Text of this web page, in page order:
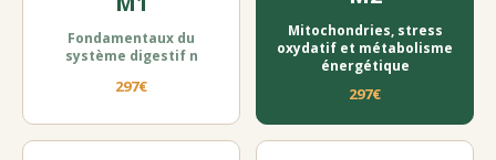
Fondamentaux du
système digestif n
297€
Mitochondries, stress
oxydatif et métabolisme
énergétique
297€